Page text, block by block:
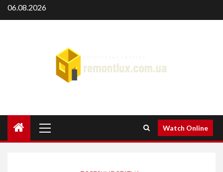
Skip
to
06.08.2026
Menu
Watch Online